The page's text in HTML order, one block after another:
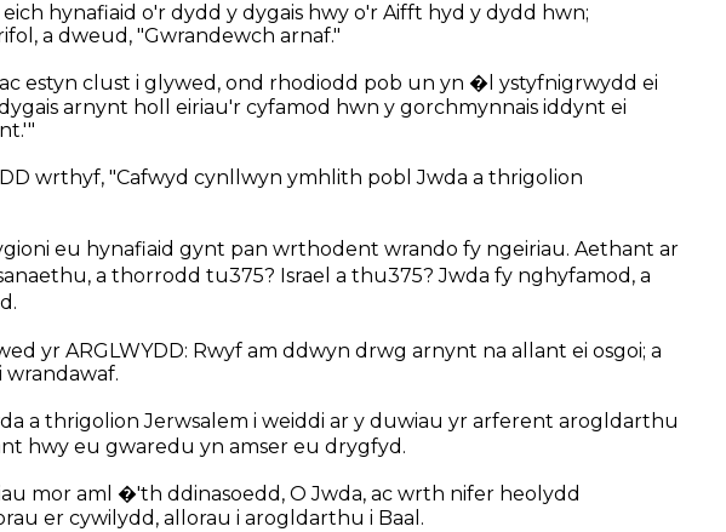
hynafiaid o'r dydd y dygais hwy o'r Aifft hyd y dydd hwn;
a dweud, "Gwrandewch arnaf."
estyn clust i glywed, ond rhodiodd pob un yn �l ystyfnigrwydd ei
arnynt holl eiriau'r cyfamod hwn y gorchmynnais iddynt ei
wrthyf, "Cafwyd cynllwyn ymhlith pobl Jwda a thrigolion
eu hynafiaid gynt pan wrthodent wrando fy ngeiriau. Aethant ar
a thorrodd tu375? Israel a thu375? Jwda fy nghyfamod, a
yr ARGLWYDD: Rwyf am ddwyn drwg arnynt na allant ei osgoi; a
a thrigolion Jerwsalem i weiddi ar y duwiau yr arferent arogldarthu
hwy eu gwaredu yn amser eu drygfyd.
mor aml �'th ddinasoedd, O Jwda, ac wrth nifer heolydd
er cywilydd, allorau i arogldarthu i Baal.